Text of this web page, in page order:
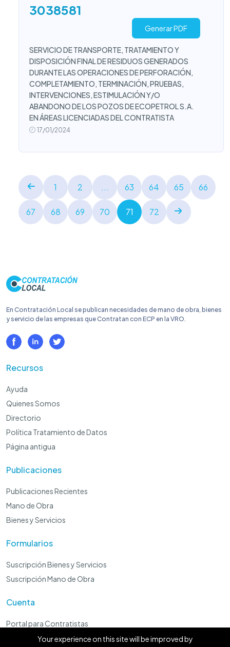
3038581
Generar PDF
SERVICIO DE TRANSPORTE, TRATAMIENTO Y
DISPOSICIÓN FINAL DE RESIDUOS GENERADOS
DURANTE LAS OPERACIONES DE PERFORACIÓN,
COMPLETAMIENTO, TERMINACIÓN, PRUEBAS,
INTERVENCIONES, ESTIMULACIÓN Y/O
ABANDONO DE LOS POZOS DE ECOPETROL S.A.
EN ÁREAS LICENCIADAS DEL CONTRATISTA
17/01/2024
1 2 ... 63 64 65 66
67 68 69 70 71 72
En Contratación Local se publican necesidades de mano de obra, bienes
y servicio de las empresas que Contratan con ECP en la VRO.
Recursos
Ayuda
Quienes Somos
Directorio
Política Tratamiento de Datos
Página antigua
Publicaciones
Publicaciones Recientes
Mano de Obra
Bienes y Servicios
Formularios
Suscripción Bienes y Servicios
Suscripción Mano de Obra
Cuenta
Portal para Contratistas
Panel Administrador
Your experience on this site will be improved by